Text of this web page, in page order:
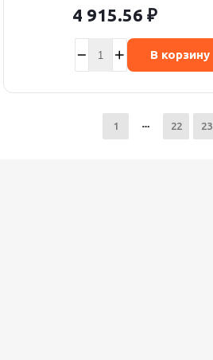
4 915.56 ₽
В корзину
1 22 23